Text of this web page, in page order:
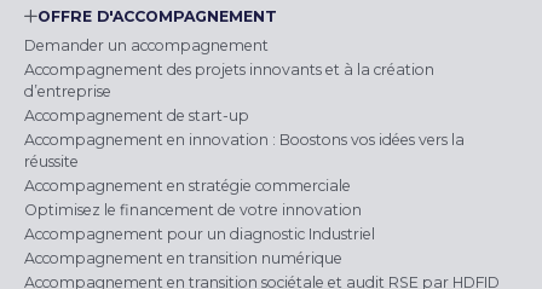
OFFRE D'ACCOMPAGNEMENT
Demander un accompagnement
Accompagnement des projets innovants et à la création
d’entreprise
Accompagnement de start-up
Accompagnement en innovation : Boostons vos idées vers la
réussite
Accompagnement en stratégie commerciale
Optimisez le financement de votre innovation
Accompagnement pour un diagnostic Industriel
Accompagnement en transition numérique
Accompagnement en transition sociétale et audit RSE par HDFID